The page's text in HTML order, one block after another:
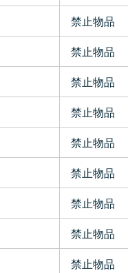
禁止物品
禁止物品
禁止物品
禁止物品
禁止物品
禁止物品
禁止物品
禁止物品
禁止物品